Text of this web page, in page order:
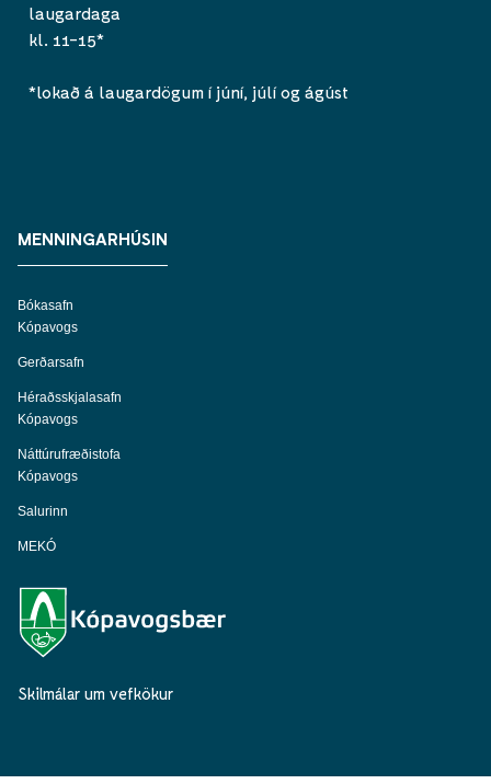
laugardaga
kl. 11-15*
*lokað á laugardögum í júní, júlí og ágúst
MENNINGARHÚSIN
Bókasafn
Kópavogs
Gerðarsafn
Héraðsskjalasafn
Kópavogs
Náttúrufræðistofa
Kópavogs
Salurinn
MEKÓ
Skilmálar um vefkökur